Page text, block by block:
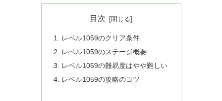
目次
レベル1059のクリア条件
レベル1059のステージ概要
レベル1059の難易度はやや難しい
レベル1059の攻略のコツ